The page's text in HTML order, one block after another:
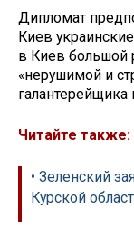
Дипломат
Киев
в Киев большой
«нерушимой и
галантерейщика
Читайте также:
• Зеленский
Курской